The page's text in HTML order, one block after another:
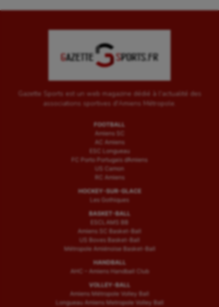
Gazette Sports est un web magazine dédié à l'actualité des
associations sportives d'Amiens Métropole.
FOOTBALL
Amiens SC
AC Amiens
ESC Longueau
FC Porto Portugais d’Amiens
US Camon
RC Amiens
HOCKEY-SUR-GLACE
Les Gothiques
BASKET-BALL
ESCLAMS BB
Amiens SC Basket-Ball
US Boves Basket-Ball
Métropole Amiénoise Basket-Ball
HANDBALL
AHC – Amiens Handball Club
VOLLEY-BALL
Amiens Métropole Volley Ball
Longueau Amiens Metropole Volley Ball